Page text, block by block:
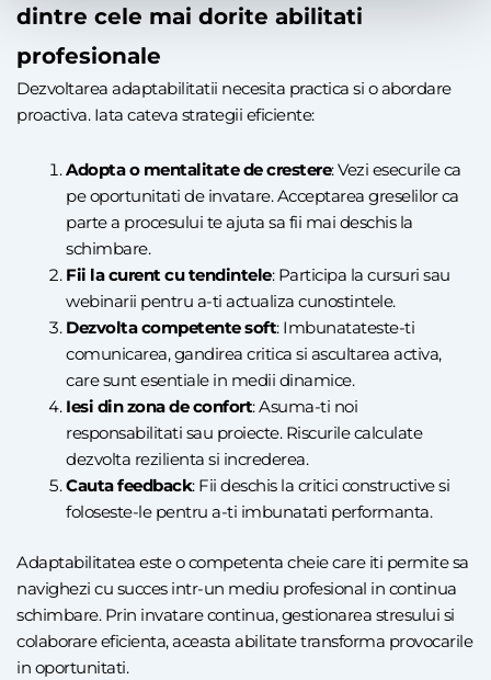
dintre cele mai dorite abilitati
profesionale
Dezvoltarea adaptabilitatii necesita practica si o abordare
proactiva. Iata cateva strategii eficiente:
Adopta o mentalitate de crestere: Vezi esecurile ca
pe oportunitati de invatare. Acceptarea greselilor ca
parte a procesului te ajuta sa fii mai deschis la
schimbare.
Fii la curent cu tendintele: Participa la cursuri sau
webinarii pentru a-ti actualiza cunostintele.
Dezvolta competente soft: Imbunatateste-ti
comunicarea, gandirea critica si ascultarea activa,
care sunt esentiale in medii dinamice.
Iesi din zona de confort: Asuma-ti noi
responsabilitati sau proiecte. Riscurile calculate
dezvolta rezilienta si increderea.
Cauta feedback: Fii deschis la critici constructive si
foloseste-le pentru a-ti imbunatati performanta.
Adaptabilitatea este o competenta cheie care iti permite sa
navighezi cu succes intr-un mediu profesional in continua
schimbare. Prin invatare continua, gestionarea stresului si
colaborare eficienta, aceasta abilitate transforma provocarile
in oportunitati.